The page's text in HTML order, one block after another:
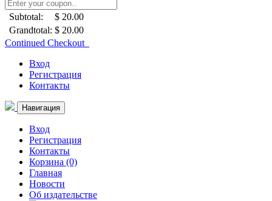
Subtotal:
$ 20.00
Grandtotal: $ 20.00
Continued Checkout
Вход
Регистрация
Контакты
Навигация
Вход
Регистрация
Контакты
Корзина (0)
Главная
Новости
Об издательстве